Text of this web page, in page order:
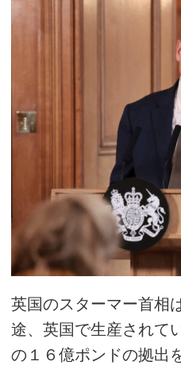
英国のスターマー首相
途、英国で生産されて
の１６億ポンドの拠出